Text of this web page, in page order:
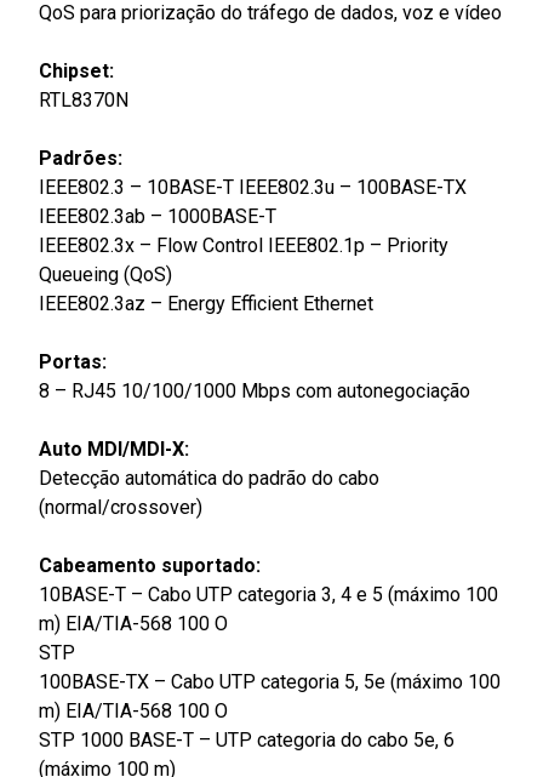
QoS para priorização do tráfego de dados, voz e vídeo
Chipset:
RTL8370N
Padrões:
IEEE802.3 – 10BASE-T IEEE802.3u – 100BASE-TX
IEEE802.3ab – 1000BASE-T
IEEE802.3x – Flow Control IEEE802.1p – Priority
Queueing (QoS)
IEEE802.3az – Energy Efficient Ethernet
Portas:
8 – RJ45 10/100/1000 Mbps com autonegociação
Auto MDI/MDI-X:
Detecção automática do padrão do cabo
(normal/crossover)
Cabeamento suportado:
10BASE-T – Cabo UTP categoria 3, 4 e 5 (máximo 100
m) EIA/TIA-568 100 O
STP
100BASE-TX – Cabo UTP categoria 5, 5e (máximo 100
m) EIA/TIA-568 100 O
STP 1000 BASE-T – UTP categoria do cabo 5e, 6
(máximo 100 m)